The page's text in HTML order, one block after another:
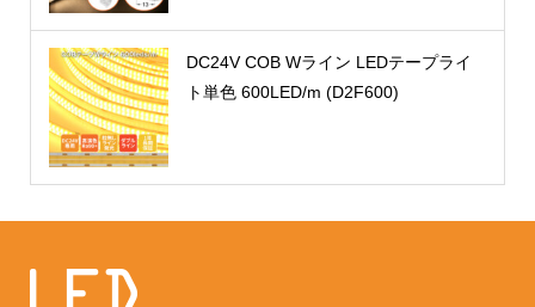
DC24V COB Wライン LEDテープライ
ト単色 600LED/m (D2F600)